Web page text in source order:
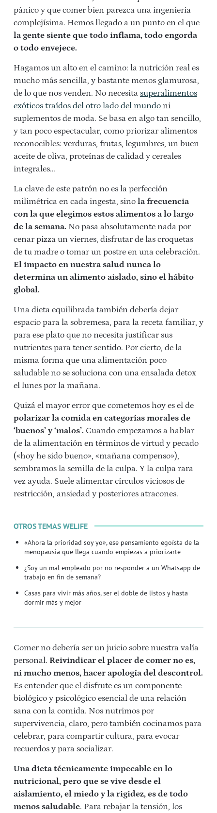
pánico y que comer bien parezca una ingeniería
complejísima. Hemos llegado a un punto en el que
la gente siente que todo inflama, todo engorda
o todo envejece.
Hagamos un alto en el camino: la nutrición real es
mucho más sencilla, y bastante menos glamurosa,
de lo que nos venden. No necesita superalimentos
exóticos traídos del otro lado del mundo ni
suplementos de moda. Se basa en algo tan sencillo,
y tan poco espectacular, como priorizar alimentos
reconocibles: verduras, frutas, legumbres, un buen
aceite de oliva, proteínas de calidad y cereales
integrales…
La clave de este patrón no es la perfección
milimétrica en cada ingesta, sino la frecuencia
con la que elegimos estos alimentos a lo largo
de la semana. No pasa absolutamente nada por
cenar pizza un viernes, disfrutar de las croquetas
de tu madre o tomar un postre en una celebración.
El impacto en nuestra salud nunca lo
determina un alimento aislado, sino el hábito
global.
Una dieta equilibrada también debería dejar
espacio para la sobremesa, para la receta familiar, y
para ese plato que no necesita justificar sus
nutrientes para tener sentido. Por cierto, de la
misma forma que una alimentación poco
saludable no se soluciona con una ensalada detox
el lunes por la mañana.
Quizá el mayor error que cometemos hoy es el de
polarizar la comida en categorías morales de
‘buenos’ y ‘malos’. Cuando empezamos a hablar
de la alimentación en términos de virtud y pecado
(«hoy he sido bueno», «mañana compenso»),
sembramos la semilla de la culpa. Y la culpa rara
vez ayuda. Suele alimentar círculos viciosos de
restricción, ansiedad y posteriores atracones.
OTROS TEMAS WELIFE
«Ahora la prioridad soy yo», ese pensamiento egoísta de la
menopausia que llega cuando empiezas a priorizarte
¿Soy un mal empleado por no responder a un Whatsapp de
trabajo en fin de semana?
Casas para vivir más años, ser el doble de listos y hasta
dormir más y mejor
Comer no debería ser un juicio sobre nuestra valía
personal. Reivindicar el placer de comer no es,
ni mucho menos, hacer apología del descontrol.
Es entender que el disfrute es un componente
biológico y psicológico esencial de una relación
sana con la comida. Nos nutrimos por
supervivencia, claro, pero también cocinamos para
celebrar, para compartir cultura, para evocar
recuerdos y para socializar.
Una dieta técnicamente impecable en lo
nutricional, pero que se vive desde el
aislamiento, el miedo y la rigidez, es de todo
menos saludable. Para rebajar la tensión, los